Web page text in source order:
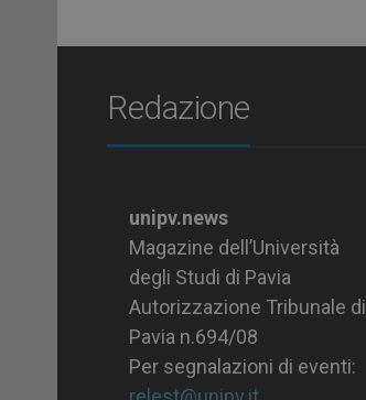
Redazione
unipv.news
Magazine dell’Università
degli Studi di Pavia
Autorizzazione Tribunale di
Pavia n.694/08
Per segnalazioni di eventi: